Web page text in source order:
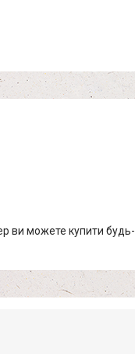
ви можете купити будь-